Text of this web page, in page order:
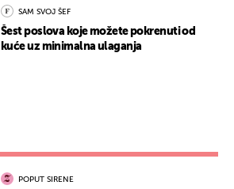
SAM SVOJ ŠEF
Šest poslova koje možete pokrenuti od
kuće uz minimalna ulaganja
POPUT SIRENE